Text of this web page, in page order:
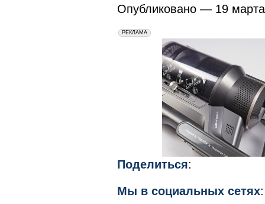
Опубликовано — 19 марта
erid: 2VfnxxmNzs5
РЕКЛАМА
Поделиться:
Мы в социальных сетях: